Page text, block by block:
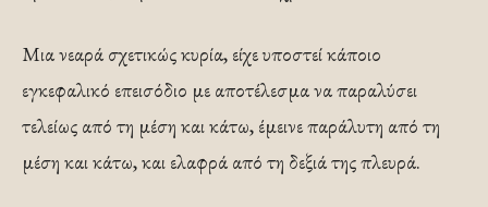
Μια νεαρά σχετικώς κυρία, είχε υποστεί κάποιο
εγκεφαλικό επεισόδιο με αποτέλεσμα να παραλύσει
τελείως από τη μέση και κάτω, έμεινε παράλυτη από τη
μέση και κάτω, και ελαφρά από τη δεξιά της πλευρά.